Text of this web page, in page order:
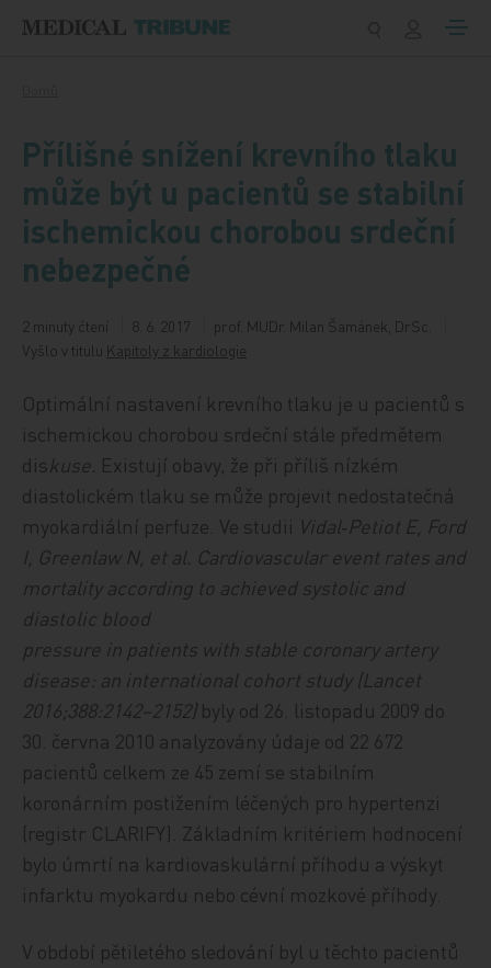
Přílišné snížení krevního tlaku
může být u pacientů se stabilní
ischemickou chorobou srdeční
nebezpečné
2 minuty čtení 8. 6. 2017
prof. MUDr. Milan Šamánek, DrSc.
Vyšlo v titulu Kapitoly z kardiologie
Optimální nastavení krevního tlaku je u pacientů s
ischemickou chorobou srdeční stále předmětem
diskuse. Existují obavy, že při příliš nízkém
diastolickém tlaku se může projevit nedostatečná
myokardiální perfuze. Ve studii Vidal‑Petiot E, Ford
I, Greenlaw N, et al. Cardiovascular event rates and
mortality according to achieved systolic and
diastolic blood
pressure in patients with stable coronary artery
disease: an international cohort study (Lancet
2016;388:2142–2152)byly od 26. listopadu 2009 do
30. června 2010 analyzovány údaje od 22 672
pacientů celkem ze 45 zemí se stabilním
koronárním postižením léčených pro hypertenzi
(registr CLARIFY). Základním kritériem hodnocení
bylo úmrtí na kardiovaskulární příhodu a výskyt
infarktu myokardu nebo cévní mozkové příhody.
V období pětiletého sledování byl u těchto pacientů